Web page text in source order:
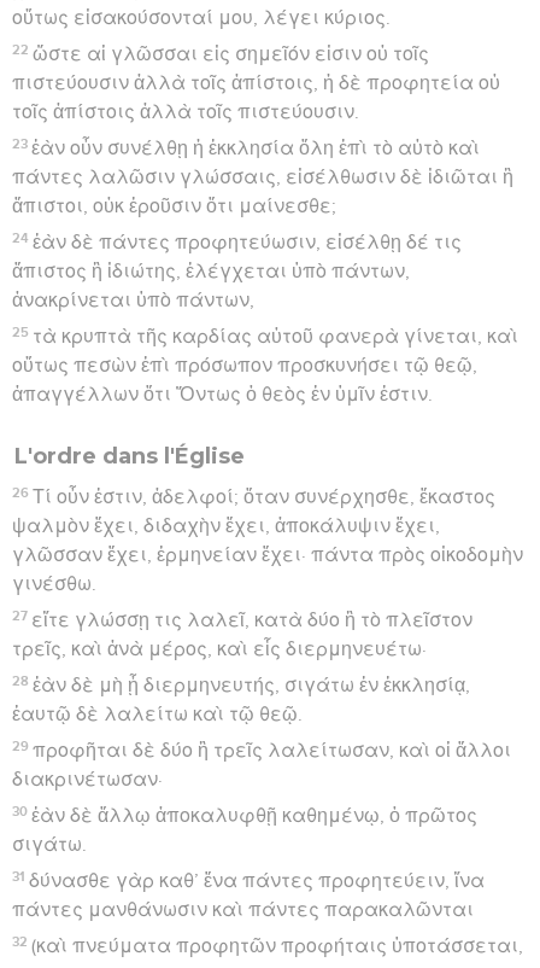
οὕτως εἰσακούσονταί μου, λέγει κύριος.
22 ὥστε αἱ γλῶσσαι εἰς σημεῖόν εἰσιν οὐ τοῖς
πιστεύουσιν ἀλλὰ τοῖς ἀπίστοις, ἡ δὲ προφητεία οὐ
τοῖς ἀπίστοις ἀλλὰ τοῖς πιστεύουσιν.
23 ἐὰν οὖν συνέλθῃ ἡ ἐκκλησία ὅλη ἐπὶ τὸ αὐτὸ καὶ
πάντες λαλῶσιν γλώσσαις, εἰσέλθωσιν δὲ ἰδιῶται ἢ
ἄπιστοι, οὐκ ἐροῦσιν ὅτι μαίνεσθε;
24 ἐὰν δὲ πάντες προφητεύωσιν, εἰσέλθῃ δέ τις
ἄπιστος ἢ ἰδιώτης, ἐλέγχεται ὑπὸ πάντων,
ἀνακρίνεται ὑπὸ πάντων,
25 τὰ κρυπτὰ τῆς καρδίας αὐτοῦ φανερὰ γίνεται, καὶ
οὕτως πεσὼν ἐπὶ πρόσωπον προσκυνήσει τῷ θεῷ,
ἀπαγγέλλων ὅτι Ὄντως ὁ θεὸς ἐν ὑμῖν ἐστιν.
L'ordre dans l'Église
26 Τί οὖν ἐστιν, ἀδελφοί; ὅταν συνέρχησθε, ἕκαστος
ψαλμὸν ἔχει, διδαχὴν ἔχει, ἀποκάλυψιν ἔχει,
γλῶσσαν ἔχει, ἑρμηνείαν ἔχει· πάντα πρὸς οἰκοδομὴν
γινέσθω.
27 εἴτε γλώσσῃ τις λαλεῖ, κατὰ δύο ἢ τὸ πλεῖστον
τρεῖς, καὶ ἀνὰ μέρος, καὶ εἷς διερμηνευέτω·
28 ἐὰν δὲ μὴ ᾖ διερμηνευτής, σιγάτω ἐν ἐκκλησίᾳ,
ἑαυτῷ δὲ λαλείτω καὶ τῷ θεῷ.
29 προφῆται δὲ δύο ἢ τρεῖς λαλείτωσαν, καὶ οἱ ἄλλοι
διακρινέτωσαν·
30 ἐὰν δὲ ἄλλῳ ἀποκαλυφθῇ καθημένῳ, ὁ πρῶτος
σιγάτω.
31 δύνασθε γὰρ καθ’ ἕνα πάντες προφητεύειν, ἵνα
πάντες μανθάνωσιν καὶ πάντες παρακαλῶνται
32 (καὶ πνεύματα προφητῶν προφήταις ὑποτάσσεται,